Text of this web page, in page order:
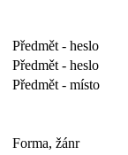
Předmět - heslo
Předmět - heslo
Předmět - místo
Forma, žánr